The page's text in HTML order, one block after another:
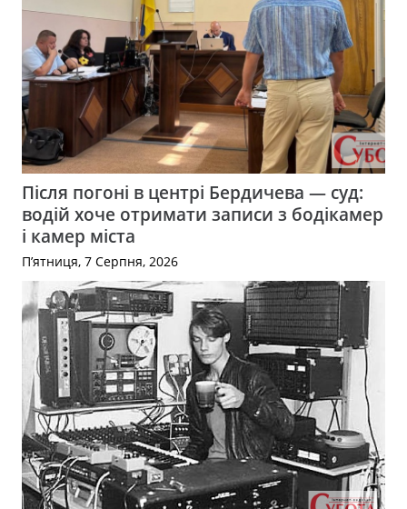
Після погоні в центрі Бердичева — суд:
водій хоче отримати записи з бодікамер
і камер міста
П’ятниця, 7 Серпня, 2026